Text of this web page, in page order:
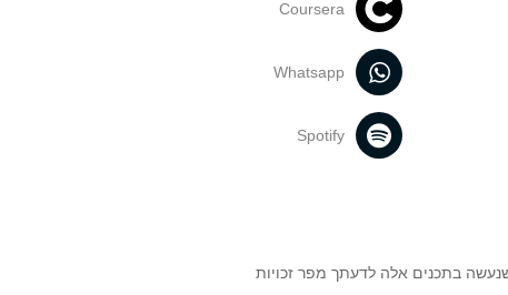
Coursera
Whatsapp
Spotify
בתכנים אלה לדעתך מפר זכויות